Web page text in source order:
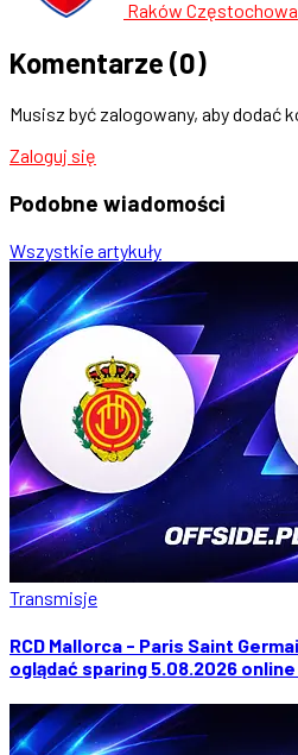
Raków Częstochowa
Komentarze (0)
Musisz być zalogowany, aby dodać
Zaloguj się
Podobne wiadomości
Wszystkie artykuły
Transmisje
RCD Mallorca - Paris Saint
oglądać sparing 5.08.2026 online